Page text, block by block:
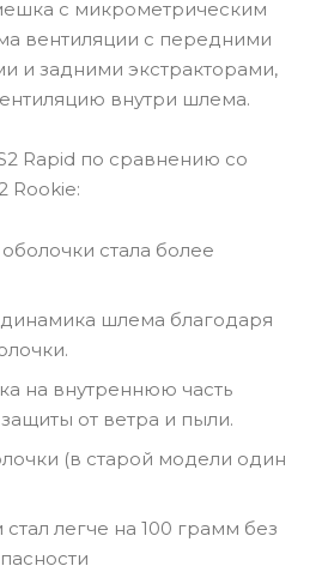
с микрометрическим
вентиляции с передними
и задними экстракторами,
внутри шлема.
Rapid по сравнению со
Rookie:
стала более
шлема благодаря
на внутреннюю часть
от ветра и пыли.
(в старой модели один
легче на 100 грамм без